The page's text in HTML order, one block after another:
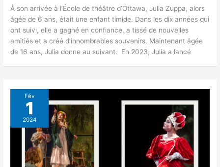
À son arrivée à l’École de théâtre d’Ottawa, Julia Zuppa, alors
âgée de 6 ans, était une enfant timide. Dans les dix années qui
ont suivi, elle a gagné en confiance, a tissé de nouvelles
amitiés et a créé d’innombrables souvenirs. Maintenant âgée
de 16 ans, Julia donne au suivant. En 2023, Julia a lancé
Fév
1
2024